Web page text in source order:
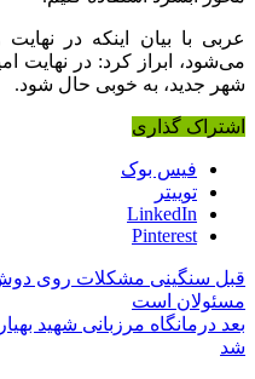
عربی با بیان اینکه در
می‌شود، ابراز کرد: در نهایت
شهر جدید، به خوبی حال شود.
اشتراک گذاری
فیس بوک
توییتر
LinkedIn
Pinterest
قبل سنگینی مشکلات روی دوش
مسئولان است
بعد درمانگاه مرزبانی شهید
شد